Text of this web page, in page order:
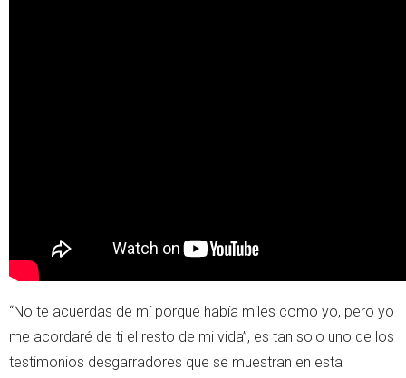
“No te acuerdas de mí porque había miles como yo, pero yo
me acordaré de ti el resto de mi vida”, es tan solo uno de los
testimonios desgarradores que se muestran en esta